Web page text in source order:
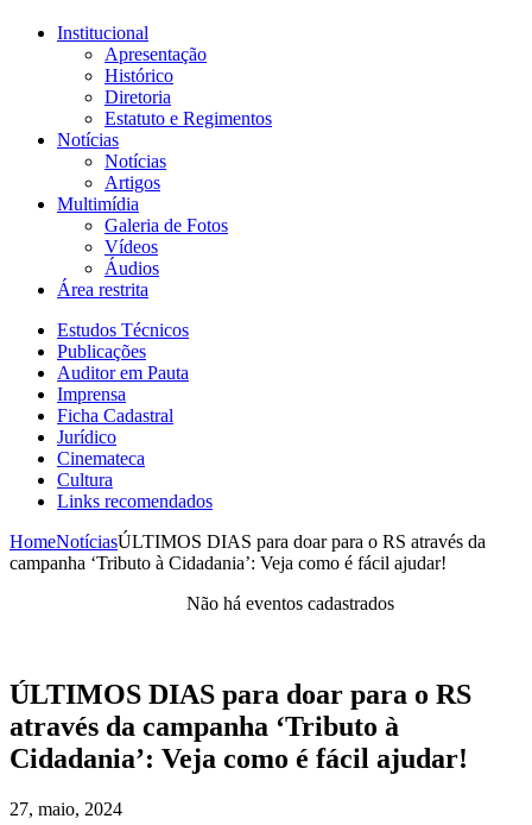
Institucional
Apresentação
Histórico
Diretoria
Estatuto e Regimentos
Notícias
Notícias
Artigos
Multimídia
Galeria de Fotos
Vídeos
Áudios
Área restrita
Estudos Técnicos
Publicações
Auditor em Pauta
Imprensa
Ficha Cadastral
Jurídico
Cinemateca
Cultura
Links recomendados
HomeNotíciasÚLTIMOS DIAS para doar para o RS através da
campanha ‘Tributo à Cidadania’: Veja como é fácil ajudar!
Não há eventos cadastrados
ÚLTIMOS DIAS para doar para o RS
através da campanha ‘Tributo à
Cidadania’: Veja como é fácil ajudar!
27, maio, 2024